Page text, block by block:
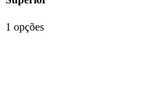
1 opções